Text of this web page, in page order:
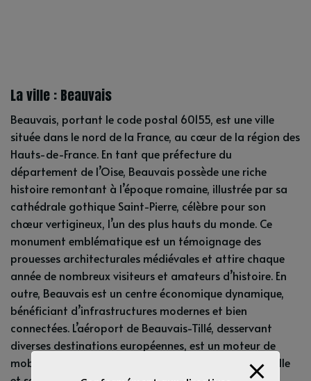
La ville : Beauvais
Beauvais, portant le code postal 60155, est une ville
située dans le nord de la France, au cœur de la région des
Hauts-de-France. En tant que préfecture du
département de l’Oise, Beauvais possède une riche
histoire remontant à l’époque romaine, illustrée par sa
cathédrale gothique Saint-Pierre, célèbre pour son
chœur vertigineux, l’un des plus hauts du monde. Ce
monument emblématique est un témoignage des
prouesses architecturales médiévales et attire chaque
année de nombreux visiteurs et amateurs d’histoire. En
outre, Beauvais est un centre économique dynamique,
bénéficiant d’infrastructures modernes et bien
connectées. L’aéroport de Beauvais-Tillé, desservant
diverses destinations européennes, est un moteur de
mobilité et de développement économique pour la ville